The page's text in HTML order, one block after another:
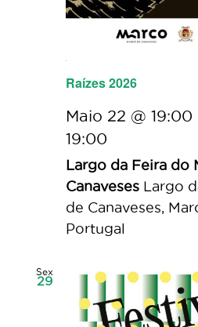
Raízes 2026
Maio 22 @ 19:00
19:00
Largo da Feira do
Canaveses Largo
de Canaveses,
Portugal
Sex
29